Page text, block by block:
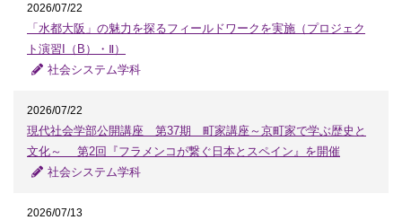
2026/07/22
「水都大阪」の魅力を探るフィールドワークを実施（プロジェク
ト演習I（B）・Ⅱ）
社会システム学科
2026/07/22
現代社会学部公開講座 第37期 町家講座～京町家で学ぶ歴史と
文化～ 第2回『フラメンコが繋ぐ日本とスペイン』を開催
社会システム学科
2026/07/13